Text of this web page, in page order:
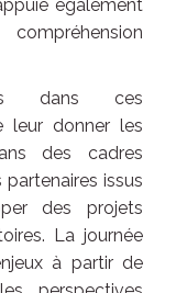
également
dans ces
leur donner les
des cadres
issus
des projets
La journée
à partir de